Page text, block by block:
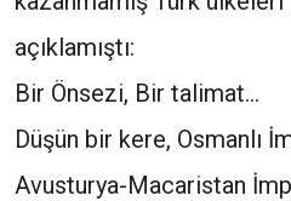
açıklamıştı:
Bir Önsezi, Bir talimat…
Düşün bir kere, Osmanlı
Avusturya-Macaristan